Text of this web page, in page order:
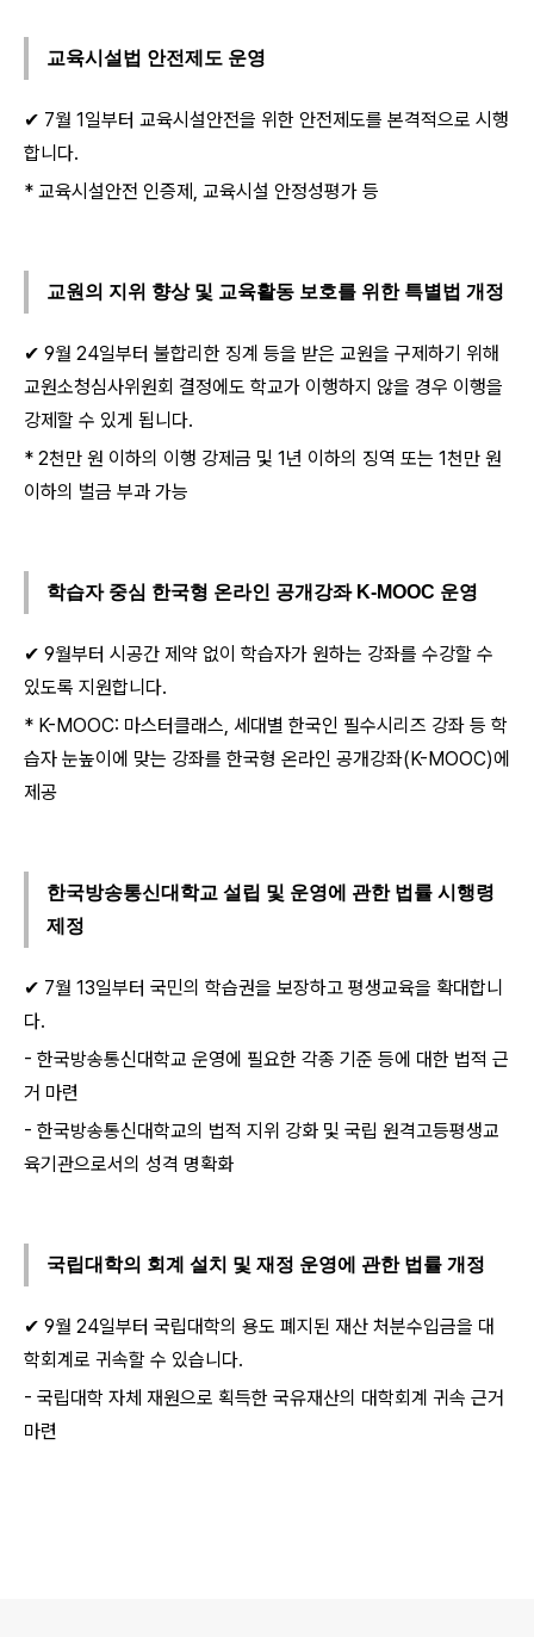
교육시설법 안전제도 운영
✔ 7월 1일부터 교육시설안전을 위한 안전제도를 본격적으로 시행
합니다.
* 교육시설안전 인증제, 교육시설 안정성평가 등
교원의 지위 향상 및 교육활동 보호를 위한 특별법 개정
✔ 9월 24일부터 불합리한 징계 등을 받은 교원을 구제하기 위해
교원소청심사위원회 결정에도 학교가 이행하지 않을 경우 이행을
강제할 수 있게 됩니다.
* 2천만 원 이하의 이행 강제금 및 1년 이하의 징역 또는 1천만 원
이하의 벌금 부과 가능
학습자 중심 한국형 온라인 공개강좌 K-MOOC 운영
✔ 9월부터 시공간 제약 없이 학습자가 원하는 강좌를 수강할 수
있도록 지원합니다.
* K-MOOC: 마스터클래스, 세대별 한국인 필수시리즈 강좌 등 학
습자 눈높이에 맞는 강좌를 한국형 온라인 공개강좌(K-MOOC)에
제공
한국방송통신대학교 설립 및 운영에 관한 법률 시행령
제정
✔ 7월 13일부터 국민의 학습권을 보장하고 평생교육을 확대합니
다.
- 한국방송통신대학교 운영에 필요한 각종 기준 등에 대한 법적 근
거 마련
- 한국방송통신대학교의 법적 지위 강화 및 국립 원격고등평생교
육기관으로서의 성격 명확화
국립대학의 회계 설치 및 재정 운영에 관한 법률 개정
✔ 9월 24일부터 국립대학의 용도 폐지된 재산 처분수입금을 대
학회계로 귀속할 수 있습니다.
- 국립대학 자체 재원으로 획득한 국유재산의 대학회계 귀속 근거
마련